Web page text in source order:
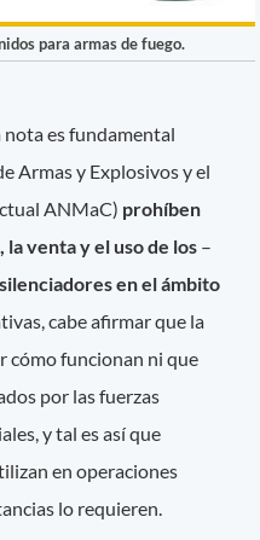
para armas de fuego.
nota es fundamental
Armas y Explosivos y el
ANMaC) prohíben
venta y el uso de los –
en el ámbito
cabe afirmar que la
cómo funcionan ni que
por las fuerzas
y tal es así que
en operaciones
lo requieren.